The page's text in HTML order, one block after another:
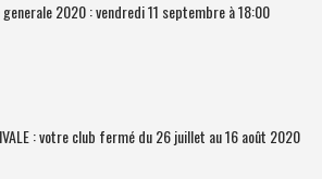
2020 : vendredi 11 septembre à 18:00
: votre club fermé du 26 juillet au 16 août 2020